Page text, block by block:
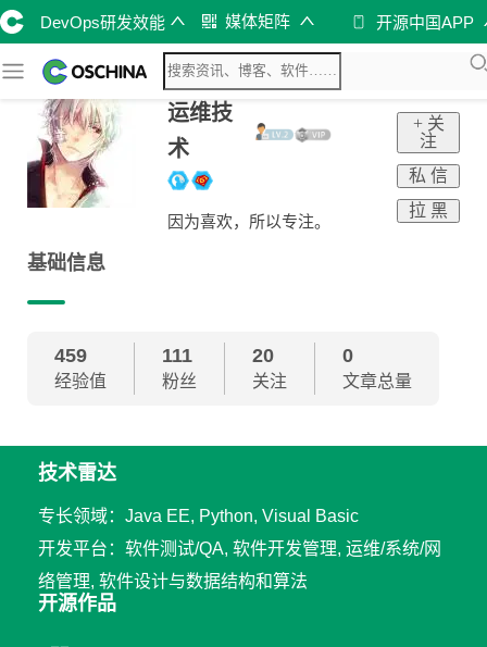
DevOps研发效能 媒体矩阵 开源中国APP
运维技
术
因为喜欢，所以专注。
+ 关
注
私 信
拉 黑
基础信息
459
经验值
111
粉丝
20
关注
0
文章总量
技术雷达
专长领域：Java EE, Python, Visual Basic
开发平台：软件测试/QA, 软件开发管理, 运维/系统/网
络管理, 软件设计与数据结构和算法
开源作品